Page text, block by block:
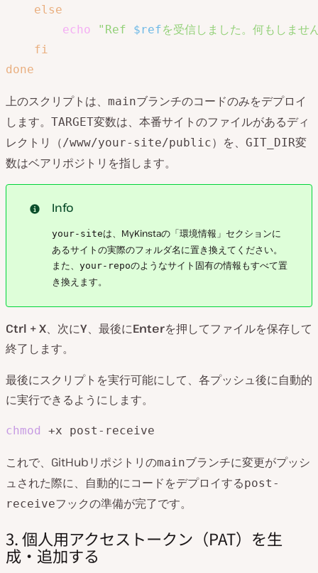
else
echo
"Ref $refを受信しました。何もしま
fi
done
上のスクリプトは、 mainブランチのコードのみをデプロイ
します。 TARGET変数は、本番サイトのファイルがあるディ
レクトリ（ /www/your-site/public）を、 GIT_DIR変
数はベアリポジトリを指します。
Info
your-siteは、MyKinstaの「環境情報」セクションに
あるサイトの実際のフォルダ名に置き換えてください。
また、 your-repoのようなサイト固有の情報もすべて置
き換えます。
Ctrl + X、次にY、最後にEnterを押してファイルを保存して
終了します。
最後にスクリプトを実行可能にして、各プッシュ後に自動的
に実行できるようにします。
chmod +x post-receive
これで、GitHubリポジトリのmainブランチに変更がプッシ
ュされた際に、自動的にコードをデプロイするpost-
receiveフックの準備が完了です。
3. 個人用アクセストークン（PAT）を生
成・追加する